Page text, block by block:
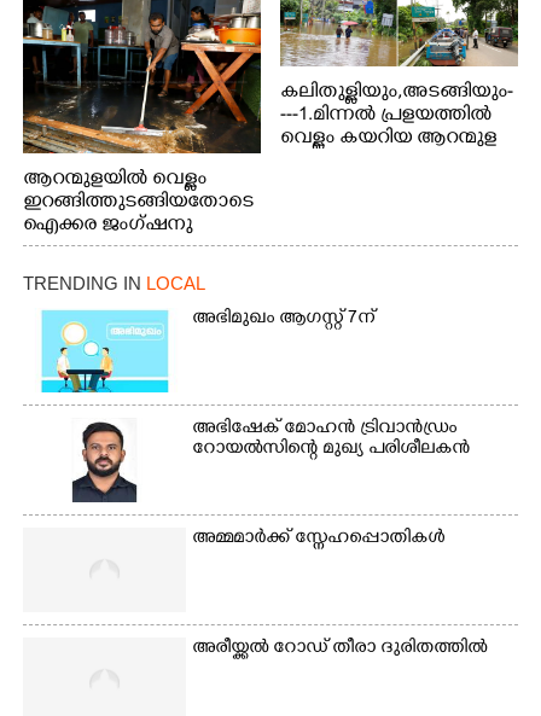
ആറന്മുളയിൽ വെള്ളം
ഇറങ്ങിത്തുടങ്ങിയതോടെ
ഐക്കര ജംഗ്ഷനു
സമീപം ആറന്മുള
കിടങ്ങന്നൂർ റോഡിന്
സമീപം പ്രവർത്തിക്കു
ആറന്മുള തട്ടുകട കഴുകി
വൃത്തിയാക്കുന്നു.
കലിതുള്ളിയും,അടങ്ങിയും-
---1.മിന്നൽ പ്രളയത്തിൽ
വെള്ളം കയറിയ ആറന്മുള
ഇറങ്ങിപ്പോൾ
ത്തിന് ഓച്ചിറ അഴിക്കലിൽ
TRENDING IN LOCAL
അഭിമുഖം ആഗസ്റ്റ് 7ന്
അഭിഷേക് മോഹൻ ട്രിവാൻഡ്രം
റോയൽസിന്റെ മുഖ്യ പരിശീലകൻ
അമ്മമാർക്ക് സ്നേഹപ്പൊതികൾ
അരീയ്ക്കൽ റോഡ് തീരാ ദുരിതത്തിൽ